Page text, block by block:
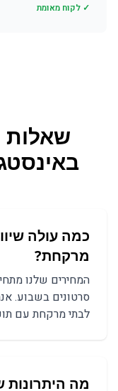
✓ לקוח מאומת
שאלות
כמה עולה
מרקחת?
סרטונים בשבוע.
לבתי מרקחת עם
מה היתרונות